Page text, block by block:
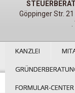
Göppinger Str.
KANZLEI
FORMULAR-CENTER